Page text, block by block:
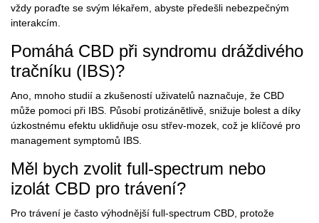
vždy poraďte se svým lékařem, abyste předešli nebezpečným
interakcím.
Pomáhá CBD při syndromu dráždivého
tračníku (IBS)?
Ano, mnoho studií a zkušeností uživatelů naznačuje, že CBD
může pomoci při IBS. Působí protizánětlivě, snižuje bolest a díky
úzkostnému efektu uklidňuje osu střev-mozek, což je klíčové pro
management symptomů IBS.
Měl bych zvolit full-spectrum nebo
izolát CBD pro trávení?
Pro trávení je často výhodnější full-spectrum CBD, protože